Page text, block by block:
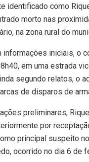
identificado como
morto nas
na zona rural do
informações iniciais, o
em uma estrada
segundo relatos, o
de disparos de
preliminares,
por
principal suspeito
ocorrido no dia 6 de